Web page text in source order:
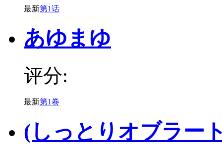
最新第1话
あゆまゆ
评分:
最新第1卷
(しっとりオブラー